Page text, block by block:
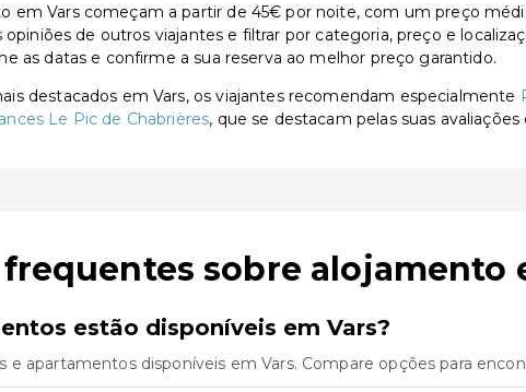
em Vars começam a partir de 45€ por noite, com um preço
opiniões de outros viajantes e filtrar por categoria, preço e
as datas e confirme a sua reserva ao melhor preço garantido.
destacados em Vars, os viajantes recomendam especialmente
Le Pic de Chabrières, que se destacam pelas suas
sobre alojamento
estão disponíveis em Vars?
e apartamentos disponíveis em Vars. Compare opções para